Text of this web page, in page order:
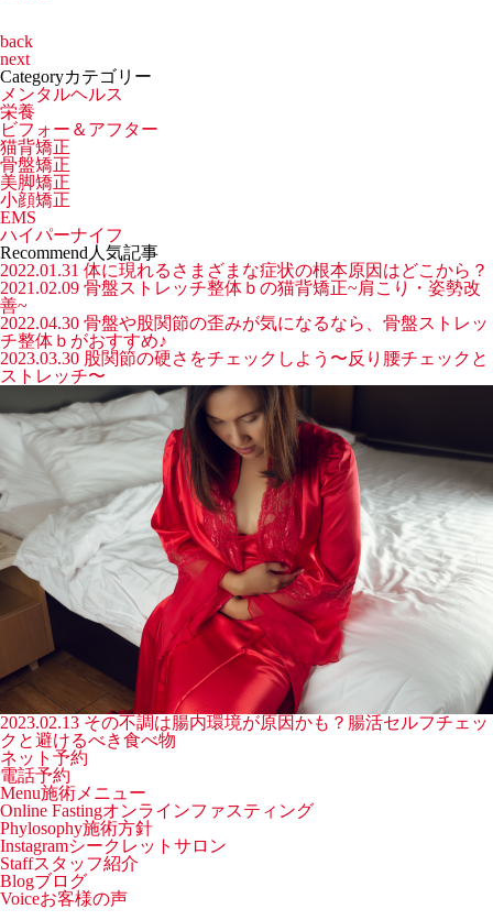
back
next
Categoryカテゴリー
メンタルヘルス
栄養
ビフォー＆アフター
猫背矯正
骨盤矯正
美脚矯正
小顔矯正
EMS
ハイパーナイフ
Recommend 人気記事
2022.01.31 ︎体に現れるさまざまな症状の根本原因はどこから？
2021.02.09 骨盤ストレッチ整体ｂの猫背矯正~肩こり・姿勢改
善~
2022.04.30 骨盤や股関節の歪みが気になるなら、骨盤ストレッ
チ整体ｂがおすすめ♪
2023.03.30 股関節の硬さをチェックしよう〜反り腰チェックと
ストレッチ〜
2023.02.13 その不調は腸内環境が原因かも？腸活セルフチェッ
クと避けるべき食べ物
ネット予約
電話予約
Menu施術メニュー
Online Fastingオンラインファスティング
Phylosophy施術方針
Instagramシークレットサロン
Staffスタッフ紹介
Blogブログ
Voiceお客様の声